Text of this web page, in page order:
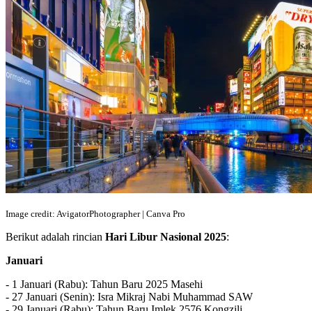
Image credit: AvigatorPhotographer | Canva Pro
Berikut adalah rincian Hari Libur Nasional 2025:
Januari
- 1 Januari (Rabu): Tahun Baru 2025 Masehi
- 27 Januari (Senin): Isra Mikraj Nabi Muhammad SAW